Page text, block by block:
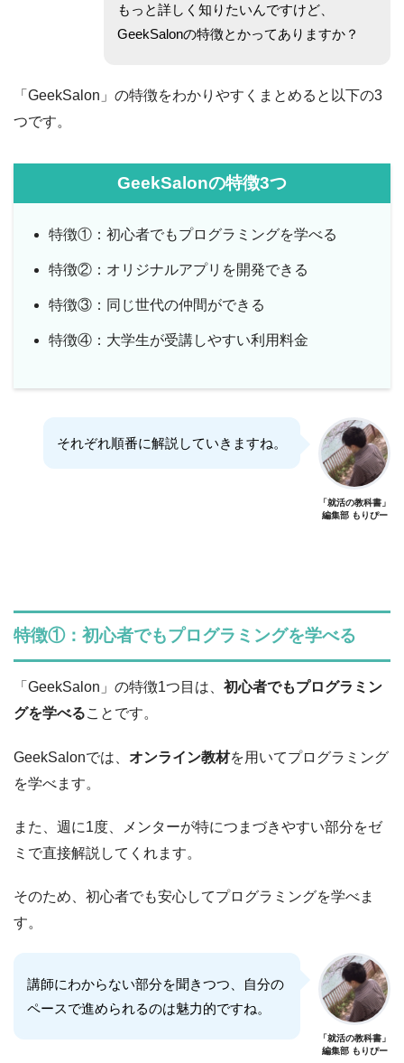
もっと詳しく知りたいんですけど、
GeekSalonの特徴とかってありますか？
「GeekSalon」の特徴をわかりやすくまとめると以下の3
つです。
GeekSalonの特徴3つ
特徴①：初心者でもプログラミングを学べる
特徴②：オリジナルアプリを開発できる
特徴③：同じ世代の仲間ができる
特徴④：大学生が受講しやすい利用料金
それぞれ順番に解説していきますね。
「就活の教科書」
編集部 もりぴー
特徴①：初心者でもプログラミングを学べる
「GeekSalon」の特徴1つ目は、 初心者でもプログラミン
グを学べることです。
GeekSalonでは、 オンライン教材を用いてプログラミング
を学べます。
また、週に1度、メンターが特につまづきやすい部分をゼ
ミで直接解説してくれます。
そのため、初心者でも安心してプログラミングを学べま
す。
講師にわからない部分を聞きつつ、自分の
ペースで進められるのは魅力的ですね。
「就活の教科書」
編集部 もりぴー